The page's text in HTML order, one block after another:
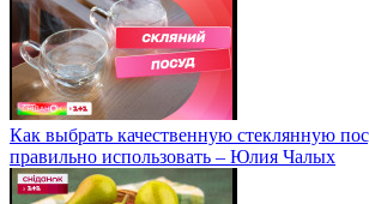
Как выбрать качественную стеклянную
правильно использовать – Юлия Чалых